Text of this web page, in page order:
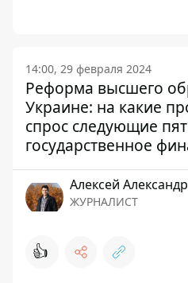
14:00, 29 февраля 2024
Реформа высшего
Украине: на какие
спрос следующие
государственное
Алексей
ЖУРНАЛИСТ
👍